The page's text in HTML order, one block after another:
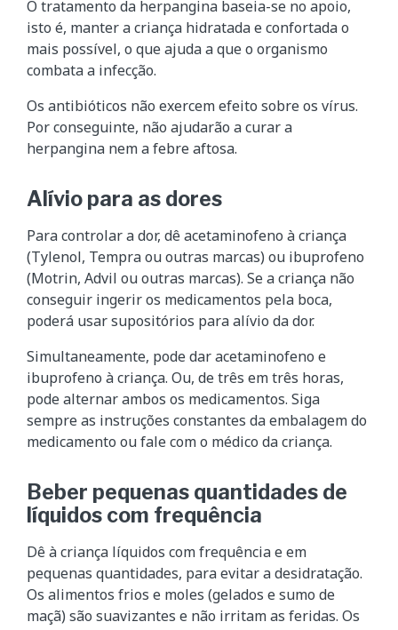
O tratamento da herpangina baseia-se no apoio,
isto é, manter a criança hidratada e confortada o
mais possível, o que ajuda a que o organismo
combata a infecção.
Os antibióticos não exercem efeito sobre os vírus.
Por conseguinte, não ajudarão a curar a
herpangina nem a febre aftosa.
Alívio para as dores
Para controlar a dor, dê acetaminofeno à criança
(Tylenol, Tempra ou outras marcas) ou ibuprofeno
(Motrin, Advil ou outras marcas). Se a criança não
conseguir ingerir os medicamentos pela boca,
poderá usar supositórios para alívio da dor.
Simultaneamente, pode dar acetaminofeno e
ibuprofeno à criança. Ou, de três em três horas,
pode alternar ambos os medicamentos. Siga
sempre as instruções constantes da embalagem do
medicamento ou fale com o médico da criança.
Beber pequenas quantidades de
líquidos com frequência
Dê à criança líquidos com frequência e em
pequenas quantidades, para evitar a desidratação.
Os alimentos frios e moles (gelados e sumo de
maçã) são suavizantes e não irritam as feridas. Os